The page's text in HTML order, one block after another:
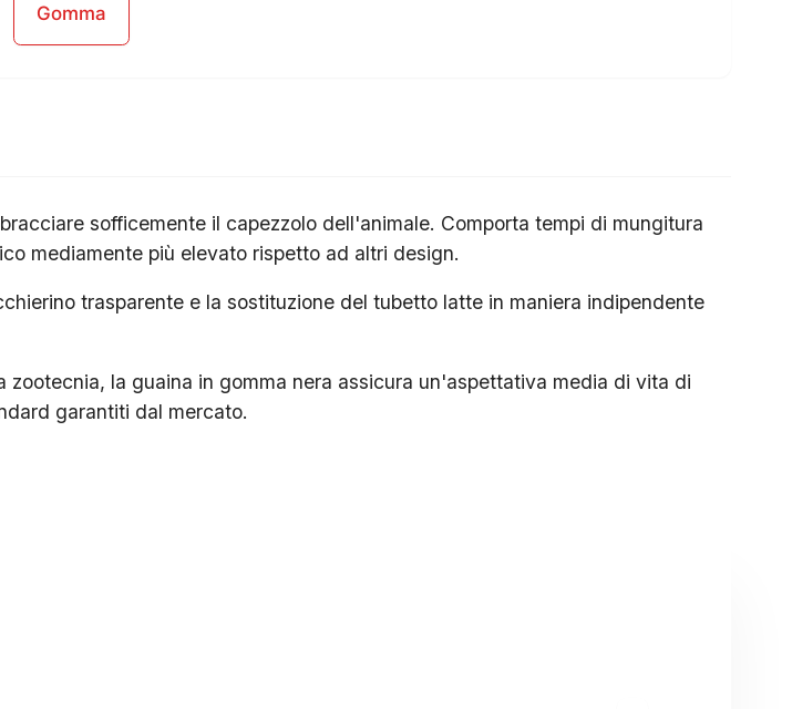
Gomma
sofficemente il capezzolo dell'animale. Comporta tempi di mungitura
mediamente più elevato rispetto ad altri design.
trasparente e la sostituzione del tubetto latte in maniera indipendente
la guaina in gomma nera assicura un'aspettativa media di vita di
garantiti dal mercato.